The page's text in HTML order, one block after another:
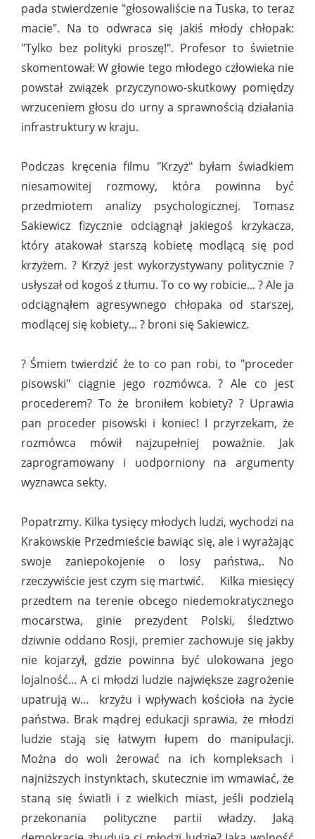
pada stwierdzenie "głosowaliście na Tuska, to teraz
macie". Na to odwraca się jakiś młody chłopak:
"Tylko bez polityki proszę!". Profesor to świetnie
skomentował: W głowie tego młodego człowieka nie
powstał związek przyczynowo-skutkowy pomiędzy
wrzuceniem głosu do urny a sprawnością działania
infrastruktury w kraju.
Podczas kręcenia filmu "Krzyż" byłam świadkiem
niesamowitej rozmowy, która powinna być
przedmiotem analizy psychologicznej. Tomasz
Sakiewicz fizycznie odciągnął jakiegoś krzykacza,
który atakował starszą kobietę modlącą się pod
krzyżem. ? Krzyż jest wykorzystywany politycznie ?
usłyszał od kogoś z tłumu. To co wy robicie... ? Ale ja
odciągnąłem agresywnego chłopaka od starszej,
modlącej się kobiety... ? broni się Sakiewicz.
? Śmiem twierdzić że to co pan robi, to "proceder
pisowski" ciągnie jego rozmówca. ? Ale co jest
procederem? To że broniłem kobiety? ? Uprawia
pan proceder pisowski i koniec! I przyrzekam, że
rozmówca mówił najzupełniej poważnie. Jak
zaprogramowany i uodporniony na argumenty
wyznawca sekty.
Popatrzmy. Kilka tysięcy młodych ludzi, wychodzi na
Krakowskie Przedmieście bawiąc się, ale i wyrażając
swoje zaniepokojenie o losy państwa,. No
rzeczywiście jest czym się martwić. Kilka miesięcy
przedtem na terenie obcego niedemokratycznego
mocarstwa, ginie prezydent Polski, śledztwo
dziwnie oddano Rosji, premier zachowuje się jakby
nie kojarzył, gdzie powinna być ulokowana jego
lojalność... A ci młodzi ludzie największe zagrożenie
upatrują w... krzyżu i wpływach kościoła na życie
państwa. Brak mądrej edukacji sprawia, że młodzi
ludzie stają się łatwym łupem do manipulacji.
Można do woli żerować na ich kompleksach i
najniższych instynktach, skutecznie im wmawiać, że
staną się światli i z wielkich miast, jeśli podzielą
przekonania polityczne partii władzy. Jaką